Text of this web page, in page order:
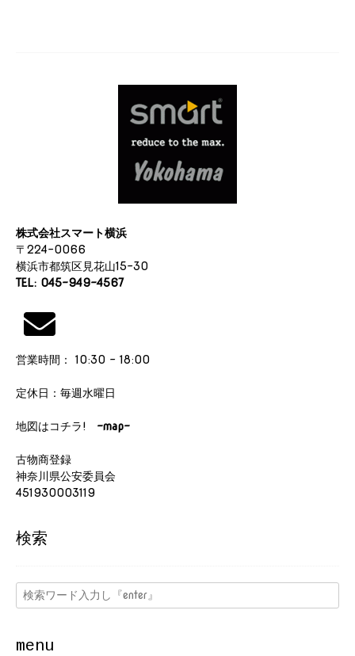
ナ
株式会社スマート横浜
〒224-0066
横浜市都筑区見花山15-30
TEL: 045-949-4567
営業時間： 10:30 - 18:00
定休日：毎週水曜日
地図はコチラ! -map-
古物商登録
神奈川県公安委員会
451930003119
検索
menu